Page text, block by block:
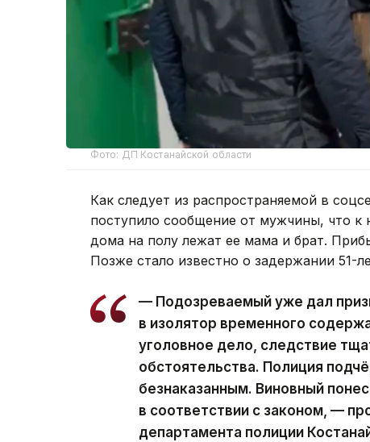
Фото: ДП Костанайской области
Как следует из распространяемой в
поступило сообщение от мужчины, что к
дома на полу лежат ее мама и брат.
Позже стало известно о задержании 51-
— Подозреваемый уже дал
в изолятор временного
уголовное дело, следствие
обстоятельства. Полиция
безнаказанным. Виновный
в соответствии с законом, —
департамента полиции